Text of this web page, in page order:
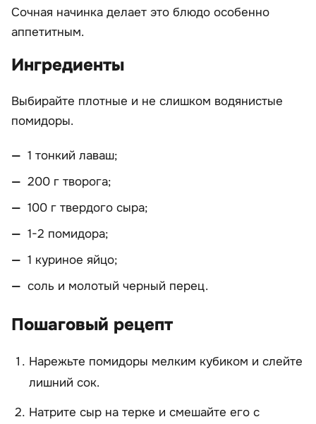
Сочная начинка делает это блюдо особенно
аппетитным.
Ингредиенты
Выбирайте плотные и не слишком водянистые
помидоры.
1 тонкий лаваш;
200 г творога;
100 г твердого сыра;
1-2 помидора;
1 куриное яйцо;
соль и молотый черный перец.
Пошаговый рецепт
Нарежьте помидоры мелким кубиком и слейте
лишний сок.
Натрите сыр на терке и смешайте его с